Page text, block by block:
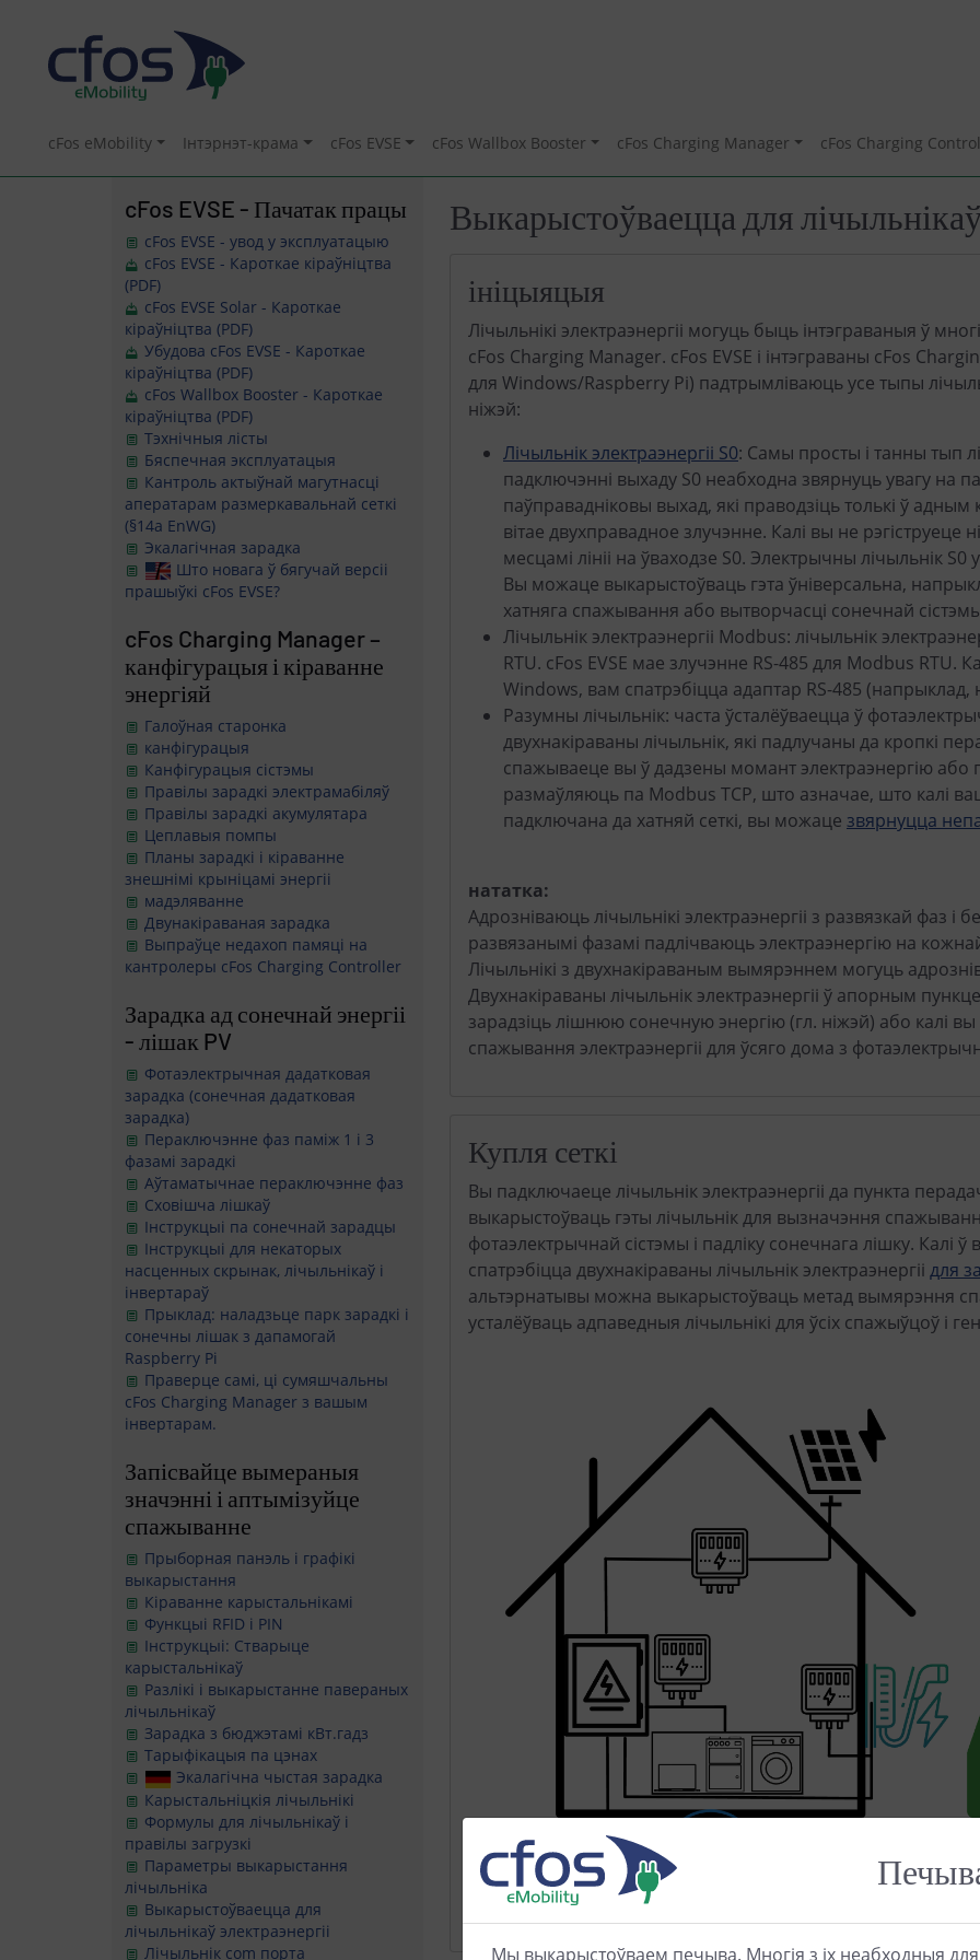
cFos eMobility Інтэрнэт-крама cFos EVSE cFos Wallbox Booster cFos Charging Manager cFos Charging
cFos EVSE - Пачатак працы
cFos EVSE - увод у эксплуатацыю
cFos EVSE - Кароткае кіраўніцтва
(PDF)
cFos EVSE Solar - Кароткае
кіраўніцтва (PDF)
Убудова cFos EVSE - Кароткае
кіраўніцтва (PDF)
cFos Wallbox Booster - Кароткае
кіраўніцтва (PDF)
Тэхнічныя лісты
Бяспечная эксплуатацыя
Кантроль актыўнай магутнасці
аператарам размеркавальнай сеткі
(§14a EnWG)
Экалагічная зарадка
Што новага ў бягучай версіі
прашыўкі cFos EVSE?
cFos Charging Manager –
канфігурацыя і кіраванне
энергіяй
Галоўная старонка
канфігурацыя
Канфігурацыя сістэмы
Правілы зарадкі электрамабіляў
Правілы зарадкі акумулятара
Цеплавыя помпы
Планы зарадкі і кіраванне
знешнімі крыніцамі энергіі
мадэляванне
Двунакіраваная зарадка
Выпраўце недахоп памяці на
кантролеры cFos Charging Controller
Зарадка ад сонечнай энергіі
- лішак PV
Фотаэлектрычная дадатковая
зарадка (сонечная дадатковая
зарадка)
Пераключэнне фаз паміж 1 і 3
фазамі зарадкі
Аўтаматычнае пераключэнне фаз
Сховішча лішкаў
Інструкцыі па сонечнай зарадцы
Інструкцыі для некаторых
насценных скрынак, лічыльнікаў і
інвертараў
Прыклад: наладзьце парк зарадкі і
сонечны лішак з дапамогай
Raspberry Pi
Праверце самі, ці сумяшчальны
cFos Charging Manager з вашым
інвертарам.
Запісвайце вымераныя
значэнні і аптымізуйце
спажыванне
Прыборная панэль і графікі
выкарыстання
Кіраванне карыстальнікамі
Функцыі RFID і PIN
Інструкцыі: Стварыце
карыстальнікаў
Разлікі і выкарыстанне павераных
лічыльнікаў
Зарадка з бюджэтамі кВт.гадз
Тарыфікацыя па цэнах
Экалагічна чыстая зарадка
Карыстальніцкія лічыльнікі
Формулы для лічыльнікаў і
правілы загрузкі
Параметры выкарыстання
лічыльніка
Выкарыстоўваецца для
лічыльнікаў электраэнергіі
Лічыльнік com порта
Выкарыстоўваецца для лічыльнікаў
ініцыяцыя
Лічыльнікі электраэнергіі могуць быць інтэграваныя ў
cFos Charging Manager. cFos EVSE і інтэграваны cFos
для Windows/Raspberry Pi) падтрымліваюць усе тыпы
ніжэй:
Лічыльнік электраэнергіі S0: Самы просты і танны тып
падключэнні выхаду S0 неабходна звярнуць увагу на
паўправадніковы выхад, які праводзіць толькі ў адным
вітае двухправадное злучэнне. Калі вы не рэгіструеце
месцамі лініі на ўваходзе S0. Электрычны лічыльнік
Вы можаце выкарыстоўваць гэта ўніверсальна,
хатняга спажывання або вытворчасці сонечнай
Лічыльнік электраэнергіі Modbus: лічыльнік
RTU. cFos EVSE мае злучэнне RS-485 для Modbus RTU.
Windows, вам спатрэбіцца адаптар RS-485
Разумны лічыльнік: часта ўсталёўваецца ў
двухнакіраваны лічыльнік, які падлучаны да кропкі
спажываеце вы ў дадзены момант электраэнергію або
размаўляюць па Modbus TCP, што азначае, што калі
падключана да хатняй сеткі, вы можаце звярнуцца
нататка:
Адрозніваюць лічыльнікі электраэнергіі з развязкай фаз і
развязанымі фазамі падлічваюць электраэнергію на
Лічыльнікі з двухнакіраваным вымярэннем могуць
Двухнакіраваны лічыльнік электраэнергіі ў апорным
зарадзіць лішнюю сонечную энергію (гл. ніжэй) або калі
спажывання электраэнергіі для ўсяго дома з
Купля сеткі
Вы падключаеце лічыльнік электраэнергіі да пункта
выкарыстоўваць гэты лічыльнік для вызначэння
фотаэлектрычнай сістэмы і падліку сонечнага лішку. Калі
спатрэбіцца двухнакіраваны лічыльнік электраэнергіі для
альтэрнатывы можна выкарыстоўваць метад вымярэння
усталёўваць адпаведныя лічыльнікі для ўсіх спажыўцоў і
Мы выкарыстоўваем печыва. Многія з іх неабходныя для